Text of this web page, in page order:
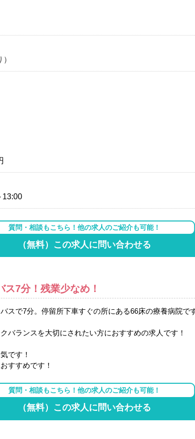
質問・相談もこちら！他の求人のご紹介も可能！
（無料）この求人に問い合わせる
7分！残業少なめ！
スで7分。停留所下車すぐの所にある66床の療養病院で
バランスを大切にされたい方におすすめの求人です！
です！
すすめです！
質問・相談もこちら！他の求人のご紹介も可能！
（無料）この求人に問い合わせる